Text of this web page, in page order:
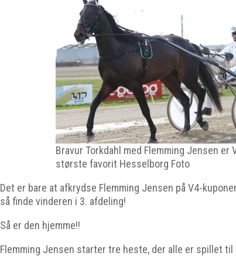
Bravur Torkdahl med Flemming Jensen er
største favorit Hesselborg Foto
Det er bare at afkrydse Flemming Jensen på V4-
så finde vinderen i 3. afdeling!
Så er den hjemme!!
Flemming Jensen starter tre heste, der alle er spillet